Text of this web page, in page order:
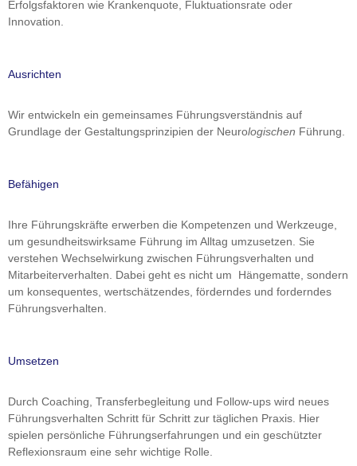
Erfolgsfaktoren wie Krankenquote, Fluktuationsrate oder
Innovation.
Ausrichten
Wir entwickeln ein gemeinsames Führungsverständnis auf
Grundlage der Gestaltungsprinzipien der Neurologischen Führung.
Befähigen
Ihre Führungskräfte erwerben die Kompetenzen und Werkzeuge,
um gesundheitswirksame Führung im Alltag umzusetzen. Sie
verstehen Wechselwirkung zwischen Führungsverhalten und
Mitarbeiterverhalten. Dabei geht es nicht um Hängematte, sondern
um konsequentes, wertschätzendes, förderndes und forderndes
Führungsverhalten.
Umsetzen
Durch Coaching, Transferbegleitung und Follow-ups wird neues
Führungsverhalten Schritt für Schritt zur täglichen Praxis. Hier
spielen persönliche Führungserfahrungen und ein geschützter
Reflexionsraum eine sehr wichtige Rolle.